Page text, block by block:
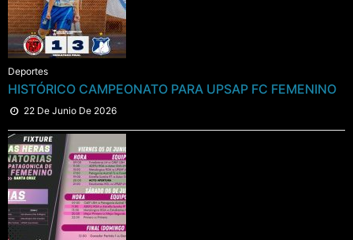
Deportes
HISTÓRICO CAMPEONATO PARA UPSAP FC FEMENINO
22 De Junio De 2026